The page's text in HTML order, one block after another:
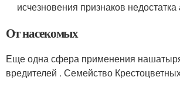
исчезновения признаков недостатка
От насекомых
Еще одна сфера применения
вредителей . Семейство